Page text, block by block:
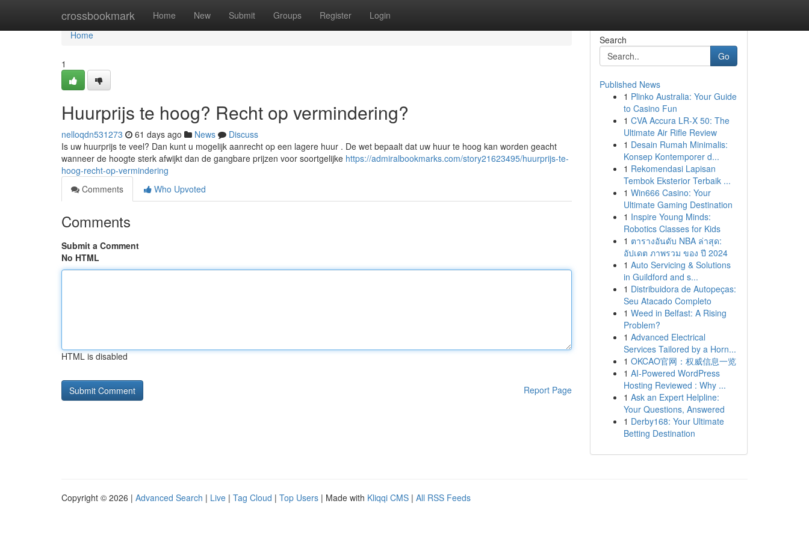
crossbookmark Home New Submit Groups Register Login
Home
Home
1
Huurprijs te hoog? Recht op vermindering?
nelloqdn531273 61 days ago News
Discuss
Is uw huurprijs te veel? Dan kunt u mogelijk aanrecht op een lagere huur . De wet bepaalt dat uw huur te hoog kan worden geacht
wanneer de hoogte sterk afwijkt dan de gangbare prijzen voor soortgelijke https://admiralbookmarks.com/story21623495/huurprijs-te-
hoog-recht-op-vermindering
Comments
Who Upvoted
Comments
Submit a Comment
No HTML
HTML is disabled
Report Page
Search
Go
Published News
1 Plinko Australia: Your Guide
to Casino Fun
1 CVA Accura LR-X 50: The
Ultimate Air Rifle Review
1 Desain Rumah Minimalis:
Konsep Kontemporer d...
1 Rekomendasi Lapisan
Tembok Eksterior Terbaik ...
1 Win666 Casino: Your
Ultimate Gaming Destination
1 Inspire Young Minds:
Robotics Classes for Kids
1 ตารางอันดับ NBA ล่าสุด:
อัปเดต ภาพรวม ของ ปี 2024
1 Auto Servicing & Solutions
in Guildford and s...
1 Distribuidora de Autopeças:
Seu Atacado Completo
1 Weed in Belfast: A Rising
Problem?
1 Advanced Electrical
Services Tailored by a Horn...
1 OKCAO官网：权威信息一览
1 AI-Powered WordPress
Hosting Reviewed : Why ...
1 Ask an Expert Helpline:
Your Questions, Answered
1 Derby168: Your Ultimate
Betting Destination
Copyright © 2026 | Advanced Search | Live | Tag Cloud | Top Users | Made with Kliqqi CMS | All RSS Feeds